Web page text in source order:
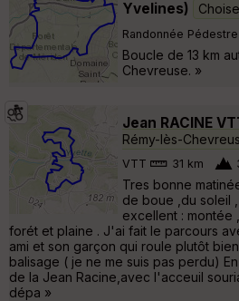
Yvelines)
Randonnée Pédestre
Boucle de 13 km
Chevreuse. »
Jean RACINE
Rémy-lès-
VTT 31 km
Tres bonne
de boue ,du soleil
excellent : montée
forét et plaine . J'ai fait le parcours
ami et son garçon qui roule plutôt
balisage ( je ne me suis pas perdu)
de la Jean Racine,avec l'acceuil
dépa »